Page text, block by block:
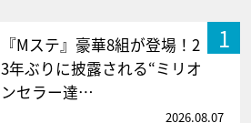
1
『Mステ』豪華8組が登場！2
3年ぶりに披露される“ミリオ
ンセラー達…
2026.08.07